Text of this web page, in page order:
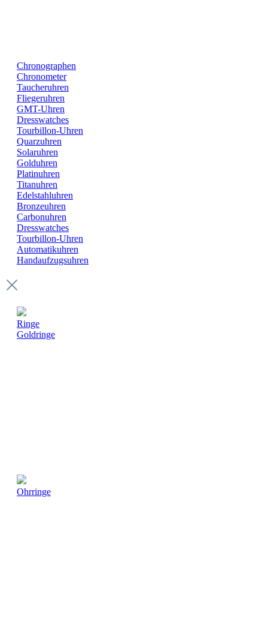
Chronographen
Chronometer
Taucheruhren
Fliegeruhren
GMT-Uhren
Dresswatches
Tourbillon-Uhren
Quarzuhren
Solaruhren
Golduhren
Platinuhren
Titanuhren
Edelstahluhren
Bronzeuhren
Carbonuhren
Dresswatches
Tourbillon-Uhren
Automatikuhren
Handaufzugsuhren
Ringe
Goldringe
Ohrringe